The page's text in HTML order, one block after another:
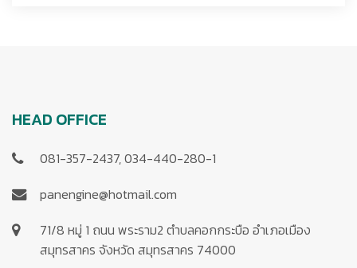
HEAD OFFICE
081-357-2437, 034-440-280-1
panengine@hotmail.com
71/8 หมู่ 1 ถนน พระราม2 ตำบลคอกกระบือ อำเภอเมือง
สมุทรสาคร จังหวัด สมุทรสาคร 74000